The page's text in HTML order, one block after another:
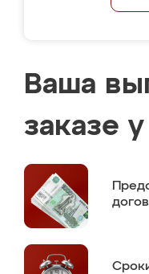
Ваша
заказе